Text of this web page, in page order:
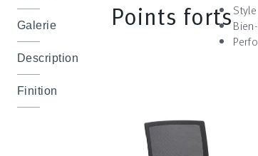
Galerie
Description
Finition
Points fortsStyle